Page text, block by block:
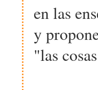
en las
y
"las